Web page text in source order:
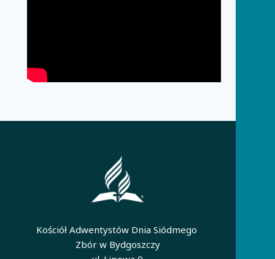
Kościół Adwentystów Dnia Siódmego
Zbór w Bydgoszczy